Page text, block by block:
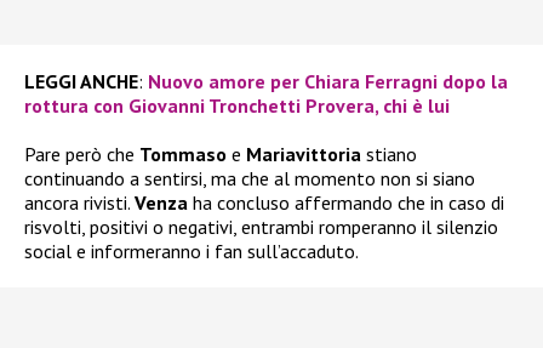
LEGGI ANCHE: Nuovo amore per Chiara Ferragni dopo la
rottura con Giovanni Tronchetti Provera, chi è lui
Pare però che Tommaso e Mariavittoria stiano
continuando a sentirsi, ma che al momento non si siano
ancora rivisti. Venza ha concluso affermando che in caso di
risvolti, positivi o negativi, entrambi romperanno il silenzio
social e informeranno i fan sull’accaduto.